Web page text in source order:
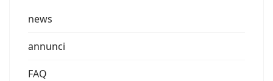
news
annunci
FAQ